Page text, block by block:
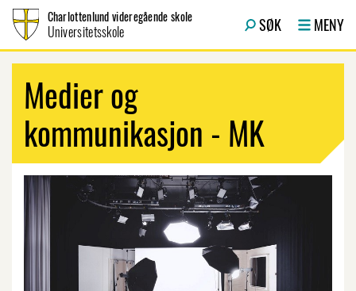
Hopp til innhold
Charlottenlund videregående skole
Universitetsskole SØK MENY
Medier og
kommunikasjon - MK